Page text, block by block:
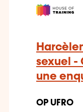
sexuel -
une
OP UFRO